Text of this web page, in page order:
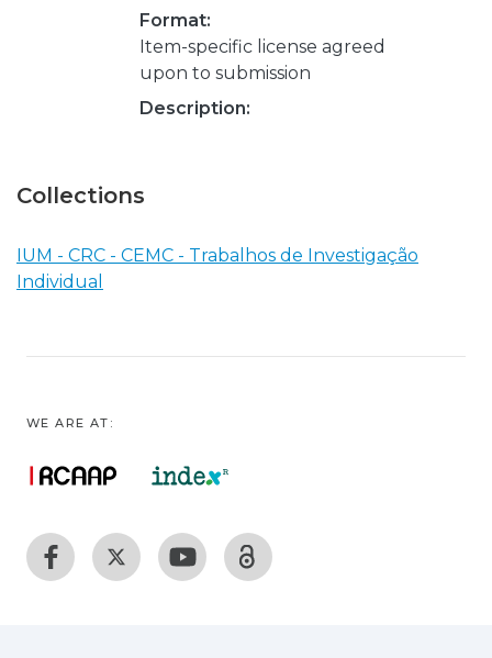
Format:
Item-specific license agreed
upon to submission
Description:
Collections
IUM - CRC - CEMC - Trabalhos de Investigação
Individual
WE ARE AT: